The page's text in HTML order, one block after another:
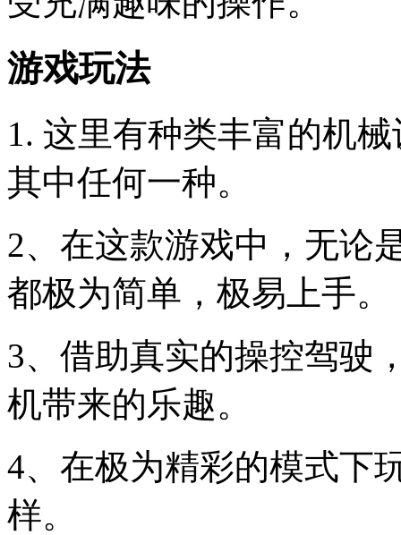
游戏玩法
1. 这里有种类丰富的机
其中任何一种。
2、在这款游戏中，无论
都极为简单，极易上手。
3、借助真实的操控驾驶
机带来的乐趣。
4、在极为精彩的模式下
样。